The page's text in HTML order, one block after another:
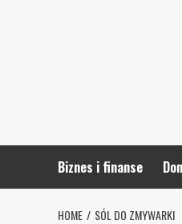
Biznes i finanse
HOME SÓL DO ZMYWARKI